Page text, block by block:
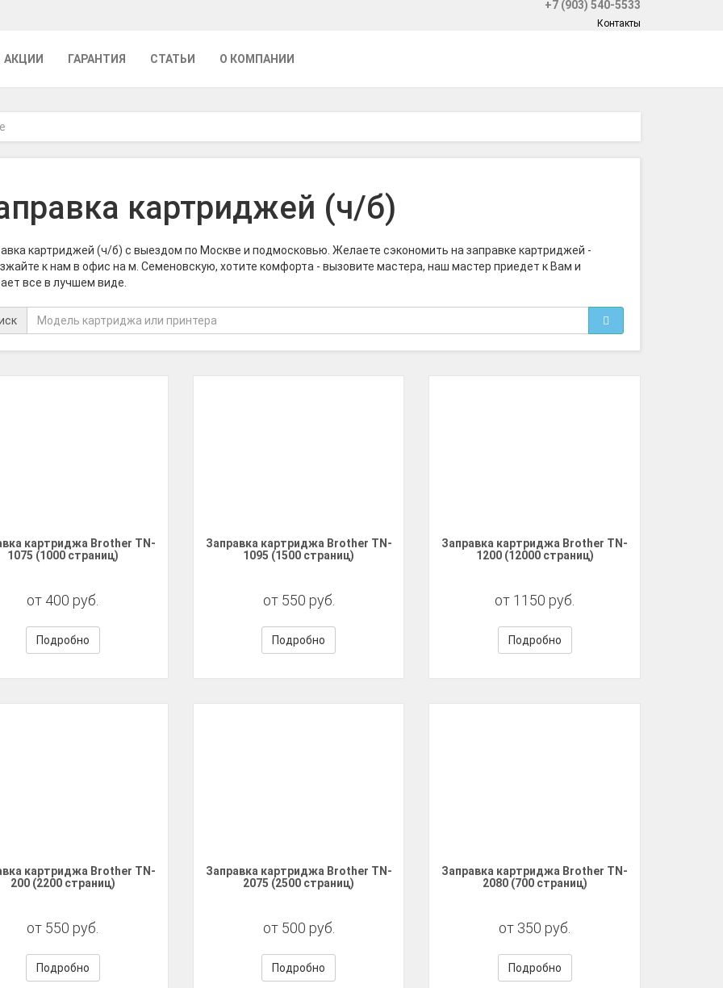
+7 (903) 540-5533
Контакты
АКЦИИ ГАРАНТИЯ СТАТЬИ О КОМПАНИИ
картриджей (ч/б)
картриджей (ч/б) с выездом по Москве и подмосковью. Желаете сэкономить на заправке картриджей -
к нам в офис на м. Семеновскую, хотите комфорта - вызовите мастера, наш мастер приедет к Вам и
все в лучшем виде.
картриджа Brother TN-
1075 (1000 страниц)
от 400 руб.
Подробно
Заправка картриджа Brother TN-
1095 (1500 страниц)
от 550 руб.
Подробно
Заправка картриджа Brother TN-
1200 (12000 страниц)
от 1150 руб.
Подробно
картриджа Brother TN-
200 (2200 страниц)
от 550 руб.
Подробно
Заправка картриджа Brother TN-
2075 (2500 страниц)
от 500 руб.
Подробно
Заправка картриджа Brother TN-
2080 (700 страниц)
от 350 руб.
Подробно